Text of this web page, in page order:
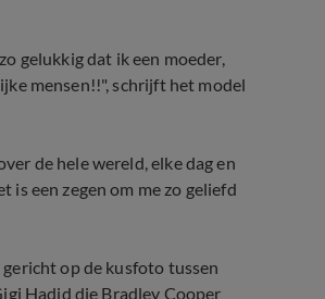
gelukkig dat ik een moeder,
mensen!!", schrijft het model
de hele wereld, elke dag en
is een zegen om me zo geliefd
op de kusfoto tussen
Hadid die Bradley Cooper